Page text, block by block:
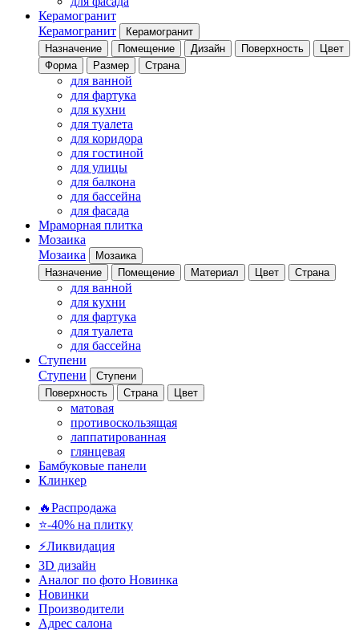
Керамогранит
Керамогранит
Керамогранит
Назначение
Помещение Дизайн Поверхность
Цвет
Форма
Размер Страна
для ванной
для фартука
для кухни
для туалета
для коридора
для гостиной
для улицы
для балкона
для бассейна
для фасада
Мраморная плитка
Мозаика
Мозаика
Мозаика
Назначение
Помещение Материал Цвет Страна
для ванной
для кухни
для фартука
для туалета
для бассейна
Ступени
Ступени
Ступени
Поверхность
Страна Цвет
матовая
противоскользящая
лаппатированная
глянцевая
Бамбуковые панели
Клинкер
🔥Распродажа
⭐-40% на плитку
⚡️Ликвидация
3D дизайн
Аналог по фото Новинка
Новинки
Производители
Адрес салона